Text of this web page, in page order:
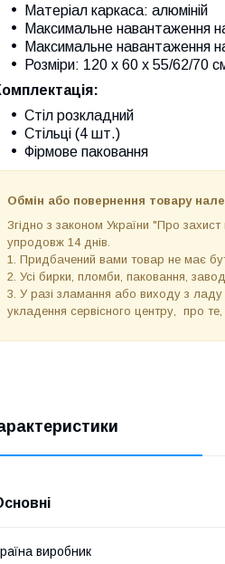
Матеріал каркаса: алюміній
Максимальне навантаження
Максимальне навантаження
Розміри: 120 х 60 х 55/62/70
Стіл розкладний
Стільці (4 шт.)
Фірмове паковання
Обмін або повернення товару
Згідно з законом України "Про
упродовж 14 днів.
1. Придбачений вами товар не має
2. Усі бирки, пломби, паковання,
3. У разі зламання або виходу з ладу
укладення сервісного центру, про
виробник